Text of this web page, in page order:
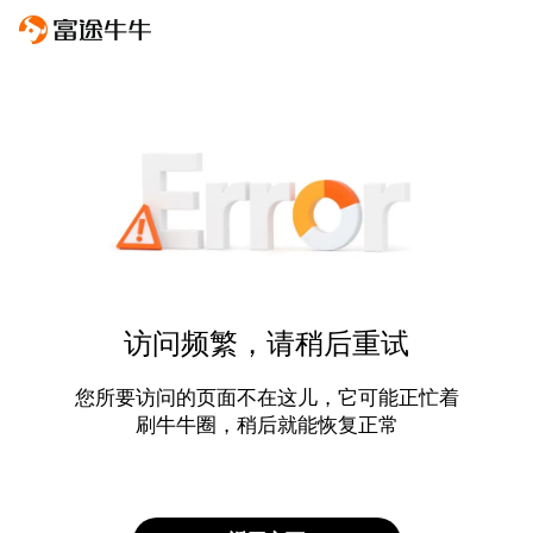
访问频繁，请稍后重试
您所要访问的页面不在这儿，它可能正忙着
刷牛牛圈，稍后就能恢复正常